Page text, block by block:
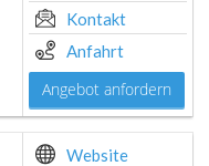
Kontakt
Anfahrt
Angebot anfordern
Website